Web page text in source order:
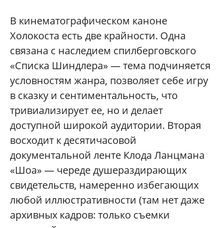
В кинематографическом каноне
Холокоста есть две крайности. Одна
связана с наследием спилберговского
«Списка Шиндлера» — тема подчиняется
условностям жанра, позволяет себе игру
в сказку и сентиментальность, что
тривиализирует ее, но и делает
доступной широкой аудитории. Вторая
восходит к десятичасовой
документальной ленте Клода Ланцмана
«Шоа» — череде душераздирающих
свидетельств, намеренно избегающих
любой иллюстративности (там нет даже
архивных кадров: только съемки